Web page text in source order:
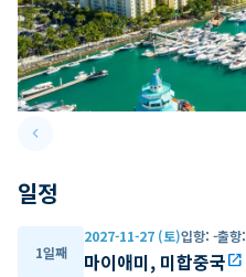
keyboard_arrow_leftPrevious slide
일정
1일째
2027-11-27 (토)입항: -출항:
마이애미, 미합중국open_in_new